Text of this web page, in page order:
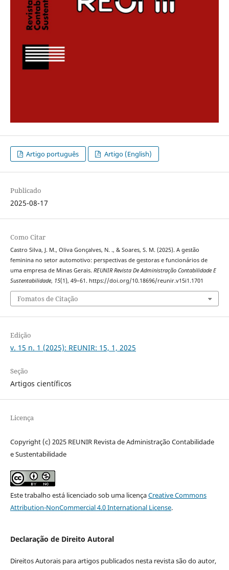
Artigo português Artigo (English)
Publicado
2025-08-17
Como Citar
Castro Silva, J. M., Oliva Gonçalves, N. ., & Soares, S. M. (2025). A gestão
feminina no setor automotivo: perspectivas de gestoras e funcionários de
uma empresa de Minas Gerais. REUNIR Revista De Administração Contabilidade E
Sustentabilidade, 15(1), 49–61. https://doi.org/10.18696/reunir.v15i1.1701
Fomatos de Citação
Edição
v. 15 n. 1 (2025): REUNIR: 15, 1, 2025
Seção
Artigos científicos
Licença
Copyright (c) 2025 REUNIR Revista de Administração Contabilidade
e Sustentabilidade
Este trabalho está licenciado sob uma licençaCreative Commons
Attribution-NonCommercial 4.0 International License.
Declaração de Direito Autoral
Direitos Autorais para artigos publicados nesta revista são do autor,